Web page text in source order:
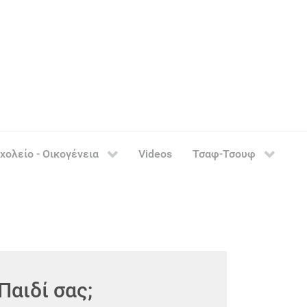
- Οικογένεια Videos Τσαφ-Τσουφ
σας;